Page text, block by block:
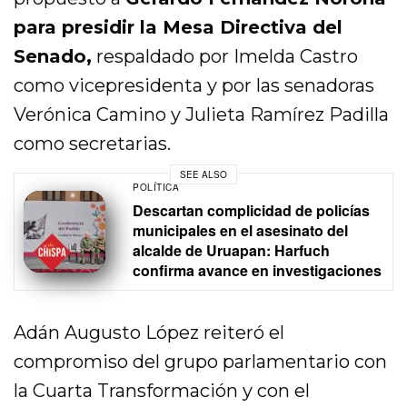
para presidir la Mesa Directiva del
Senado, respaldado por Imelda Castro
como vicepresidenta y por las senadoras
Verónica Camino y Julieta Ramírez Padilla
como secretarias.
SEE ALSO
POLÍTICA
Descartan complicidad de policías
municipales en el asesinato del
alcalde de Uruapan: Harfuch
confirma avance en investigaciones
Adán Augusto López reiteró el
compromiso del grupo parlamentario con
la Cuarta Transformación y con el